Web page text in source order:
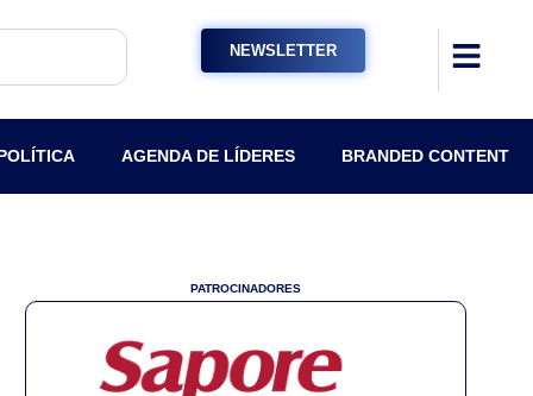
NEWSLETTER
AGENDA DE LÍDERES BRANDED CONTENT
PATROCINADORES